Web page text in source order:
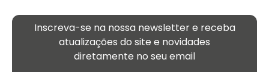
Inscreva-se na nossa newsletter e receba
atualizações do site e novidades
diretamente no seu email